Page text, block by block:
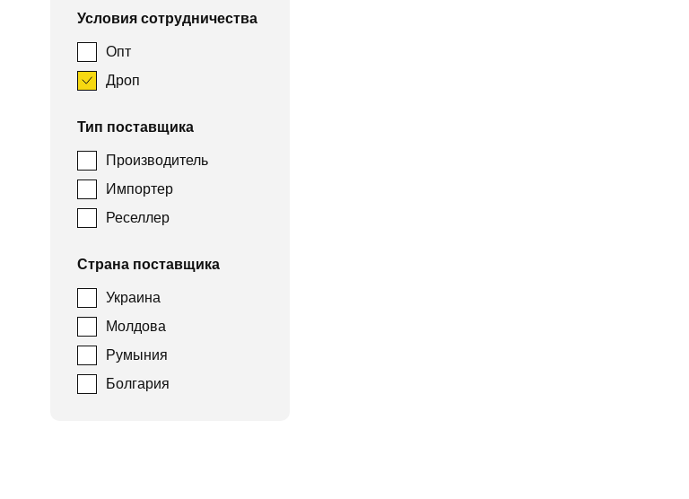
Условия сотрудничества
Опт
Дроп
Тип поставщика
Производитель
Импортер
Реселлер
Страна поставщика
Украина
Молдова
Румыния
Болгария